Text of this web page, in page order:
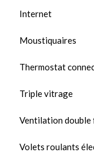
Internet
Moustiquaires
Thermostat
Triple vitrage
Ventilation double
Volets roulants